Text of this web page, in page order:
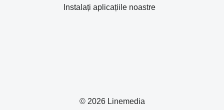
© 2026 Linemedia
Instalați aplicațiile noastre